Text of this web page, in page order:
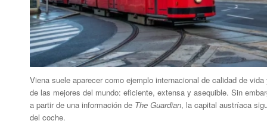
Viena suele aparecer como ejemplo internacional de calidad de
de las mejores del mundo: eficiente, extensa y asequible. Sin
a partir de una información de The Guardian, la capital austríaca
del coche.